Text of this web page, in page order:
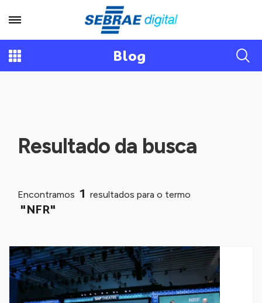
Blog
Resultado da busca
Encontramos 1 resultados para o termo
"NFR"